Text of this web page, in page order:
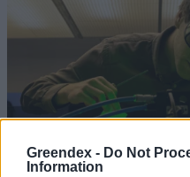
Greendex - Do Not
Information